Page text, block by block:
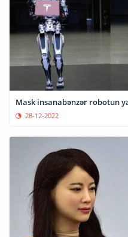
Mask insanabənzər robotun
28-12-2022